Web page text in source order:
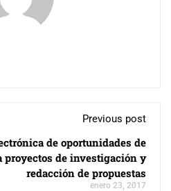
Previous post
de oportunidades de
proyectos de investigación y
redacción de propuestas
enero 23, 2017